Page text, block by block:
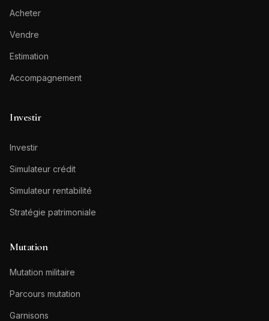
Acheter
Vendre
Estimation
Accompagnement
Investir
Investir
Simulateur crédit
Simulateur rentabilité
Stratégie patrimoniale
Mutation
Mutation militaire
Parcours mutation
Garnisons